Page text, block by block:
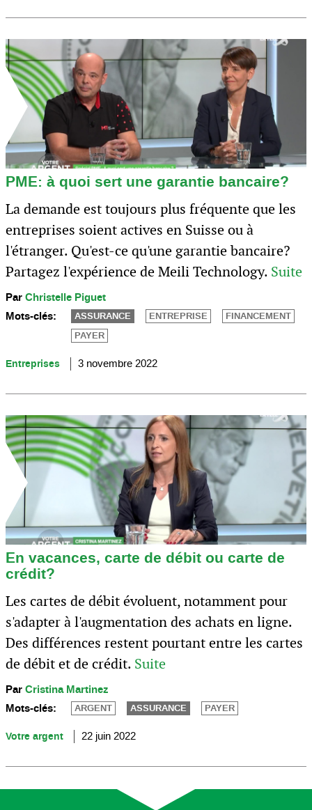
PME: à quoi sert une garantie bancaire?
La demande est toujours plus fréquente que les
entreprises soient actives en Suisse ou à
l'étranger. Qu'est-ce qu'une garantie bancaire?
Partagez l'expérience de Meili Technology. Suite
ParChristelle Piguet
Mots-clés:
ASSURANCE ENTREPRISE
FINANCEMENT
PAYER
Entreprises 3 novembre 2022
En vacances, carte de débit ou carte de
crédit?
Les cartes de débit évoluent, notamment pour
s'adapter à l'augmentation des achats en ligne.
Des différences restent pourtant entre les cartes
de débit et de crédit. Suite
ParCristina Martinez
Mots-clés:
ARGENT ASSURANCE PAYER
Votre argent 22 juin 2022